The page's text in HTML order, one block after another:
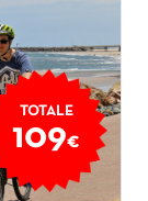
TOTALE
109€